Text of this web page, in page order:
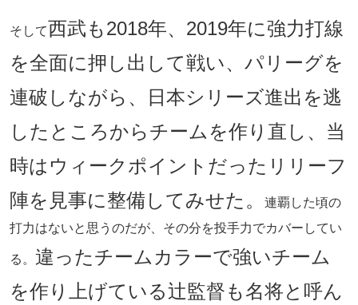
そして西武も2018年、2019年に強力打線
を全面に押し出して戦い、パリーグを
連破しながら、日本シリーズ進出を逃
したところからチームを作り直し、当
時はウィークポイントだったリリーフ
陣を見事に整備してみせた。
連覇した頃の
打力はないと思うのだが、その分を投手力でカバーしてい
る。 違ったチームカラーで強いチーム
を作り上げている辻監督も名将と呼ん